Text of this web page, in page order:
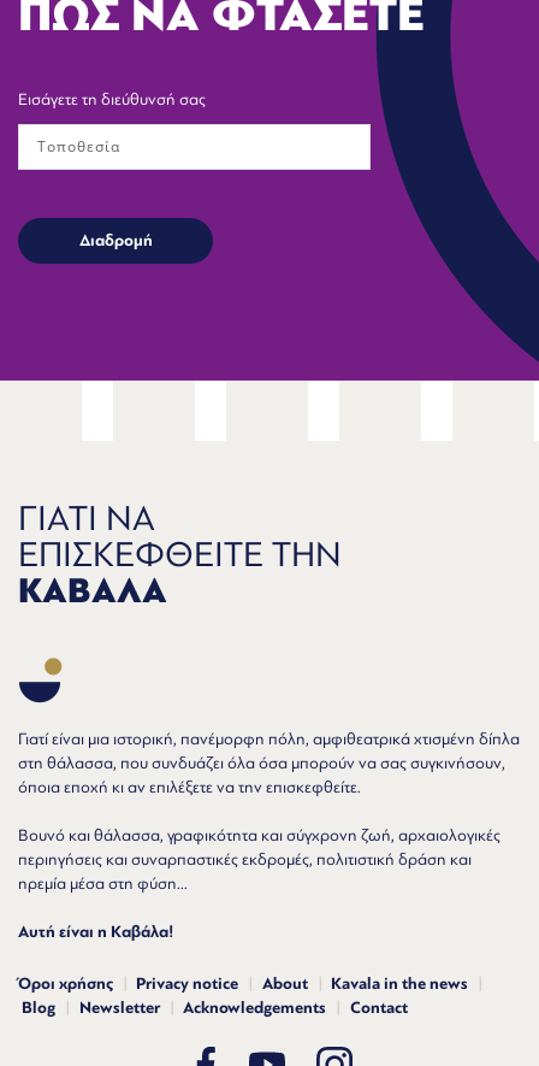
ΠΩΣ ΝΑ ΦΤΑΣΕΤΕ
Εισάγετε τη διεύθυνσή σας
ΓΙΑΤΙ ΝΑ
ΕΠΙΣΚΕΦΘΕΙΤΕ ΤΗΝ
ΚΑΒΑΛΑ
Γιατί είναι μια ιστορική, πανέμορφη πόλη, αμφιθεατρικά χτισμένη δίπλα
στη θάλασσα, που συνδυάζει όλα όσα μπορούν να σας συγκινήσουν,
όποια εποχή κι αν επιλέξετε να την επισκεφθείτε.
Βουνό και θάλασσα, γραφικότητα και σύγχρονη ζωή, αρχαιολογικές
περιηγήσεις και συναρπαστικές εκδρομές, πολιτιστική δράση και
ηρεμία μέσα στη φύση...
Αυτή είναι η Καβάλα!
Όροι χρήσης Privacy notice About
Kavala in the news
Blog
Newsletter Acknowledgements Contact